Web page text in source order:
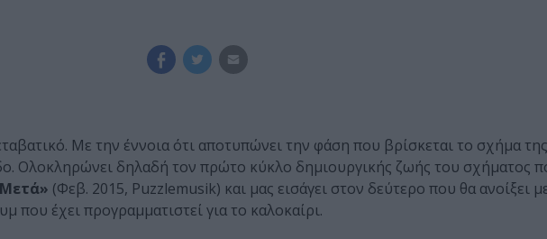
Με την έννοια ότι αποτυπώνει την φάση που βρίσκεται το σχήμα της
Ολοκληρώνει δηλαδή τον πρώτο κύκλο δημιουργικής ζωής του σχήματος
(Φεβ. 2015, Puzzlemusik) και μας εισάγει στον δεύτερο που θα ανοίξει
έχει προγραμματιστεί για το καλοκαίρι.